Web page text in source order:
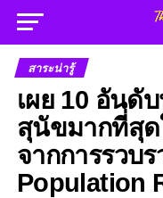
สาระน่ารู้
เผย 10 อันดั
สุนัขมากที่สุด
จากการรวบ
Population